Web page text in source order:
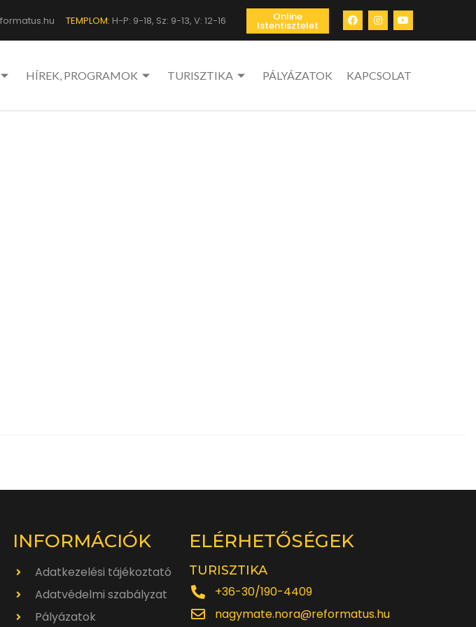
TEMPLOM: H-P: 9-18, Sz: 9-13, V: 12-16 Online
Istentisztelet
HÍREK, PROGRAMOK TURISZTIKA PÁLYÁZATOK KAPCSOLAT
INFORMÁCIÓK
Adatkezelési tájékoztató
Adatvédelmi szabályzat
Pályázatok
ELÉRHETŐSÉGEK
TURISZTIKA
+36-30/190-4409
nagymate.nora@reformatus.hu